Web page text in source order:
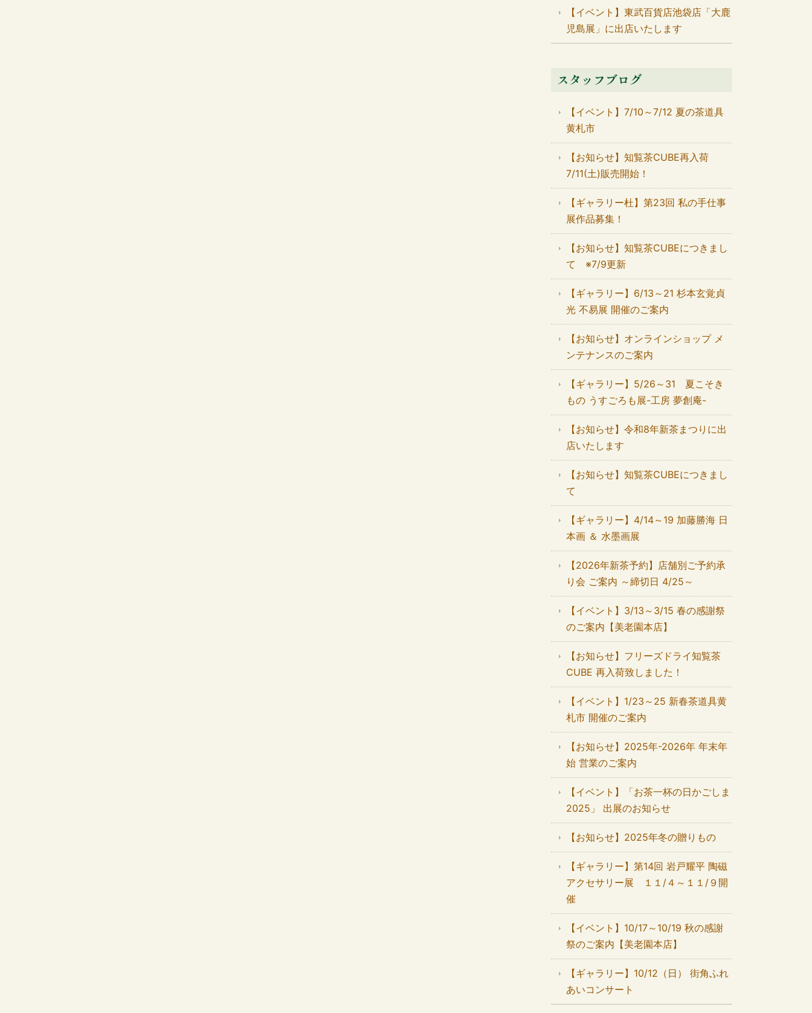
【イベント】東武百貨店池袋店「大鹿
児島展」に出店いたします
スタッフブログ
【イベント】7/10～7/12 夏の茶道具
黄札市
【お知らせ】知覧茶CUBE再入荷
7/11(土)販売開始！
【ギャラリー杜】第23回 私の手仕事
展作品募集！
【お知らせ】知覧茶CUBEにつきまし
て ※7/9更新
【ギャラリー】6/13～21 杉本玄覚貞
光 不易展 開催のご案内
【お知らせ】オンラインショップ メ
ンテナンスのご案内
【ギャラリー】5/26～31 夏こそき
もの うすごろも展-工房 夢創庵-
【お知らせ】令和8年新茶まつりに出
店いたします
【お知らせ】知覧茶CUBEにつきまし
て
【ギャラリー】4/14～19 加藤勝海 日
本画 ＆ 水墨画展
【2026年新茶予約】店舗別ご予約承
り会 ご案内 ～締切日 4/25～
【イベント】3/13～3/15 春の感謝祭
のご案内【美老園本店】
【お知らせ】フリーズドライ知覧茶
CUBE 再入荷致しました！
【イベント】1/23～25 新春茶道具黄
札市 開催のご案内
【お知らせ】2025年-2026年 年末年
始 営業のご案内
【イベント】「お茶一杯の日かごしま
2025」 出展のお知らせ
【お知らせ】2025年冬の贈りもの
【ギャラリー】第14回 岩戸耀平 陶磁
アクセサリー展 １１/４～１１/９開
催
【イベント】10/17～10/19 秋の感謝
祭のご案内【美老園本店】
【ギャラリー】10/12（日） 街角ふれ
あいコンサート